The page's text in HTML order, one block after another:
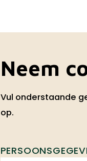
Neem
Vul onderstaande
op.